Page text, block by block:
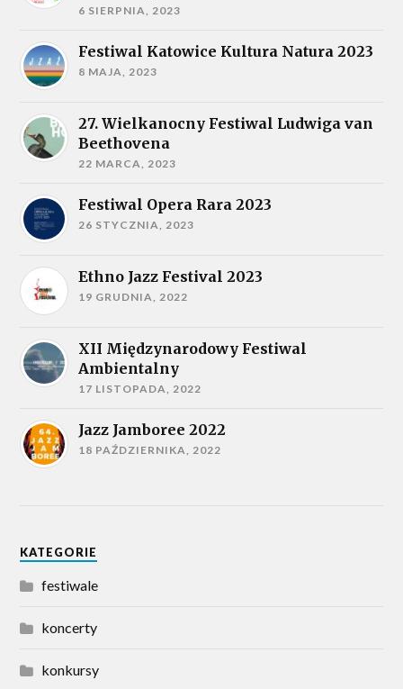
6 SIERPNIA, 2023
Festiwal Katowice Kultura Natura 2023
8 MAJA, 2023
27. Wielkanocny Festiwal Ludwiga van
Beethovena
22 MARCA, 2023
Festiwal Opera Rara 2023
26 STYCZNIA, 2023
Ethno Jazz Festival 2023
19 GRUDNIA, 2022
XII Międzynarodowy Festiwal
Ambientalny
17 LISTOPADA, 2022
Jazz Jamboree 2022
18 PAŹDZIERNIKA, 2022
KATEGORIE
festiwale
koncerty
konkursy